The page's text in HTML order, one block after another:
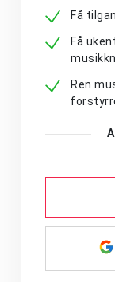
Få
Få
Ren